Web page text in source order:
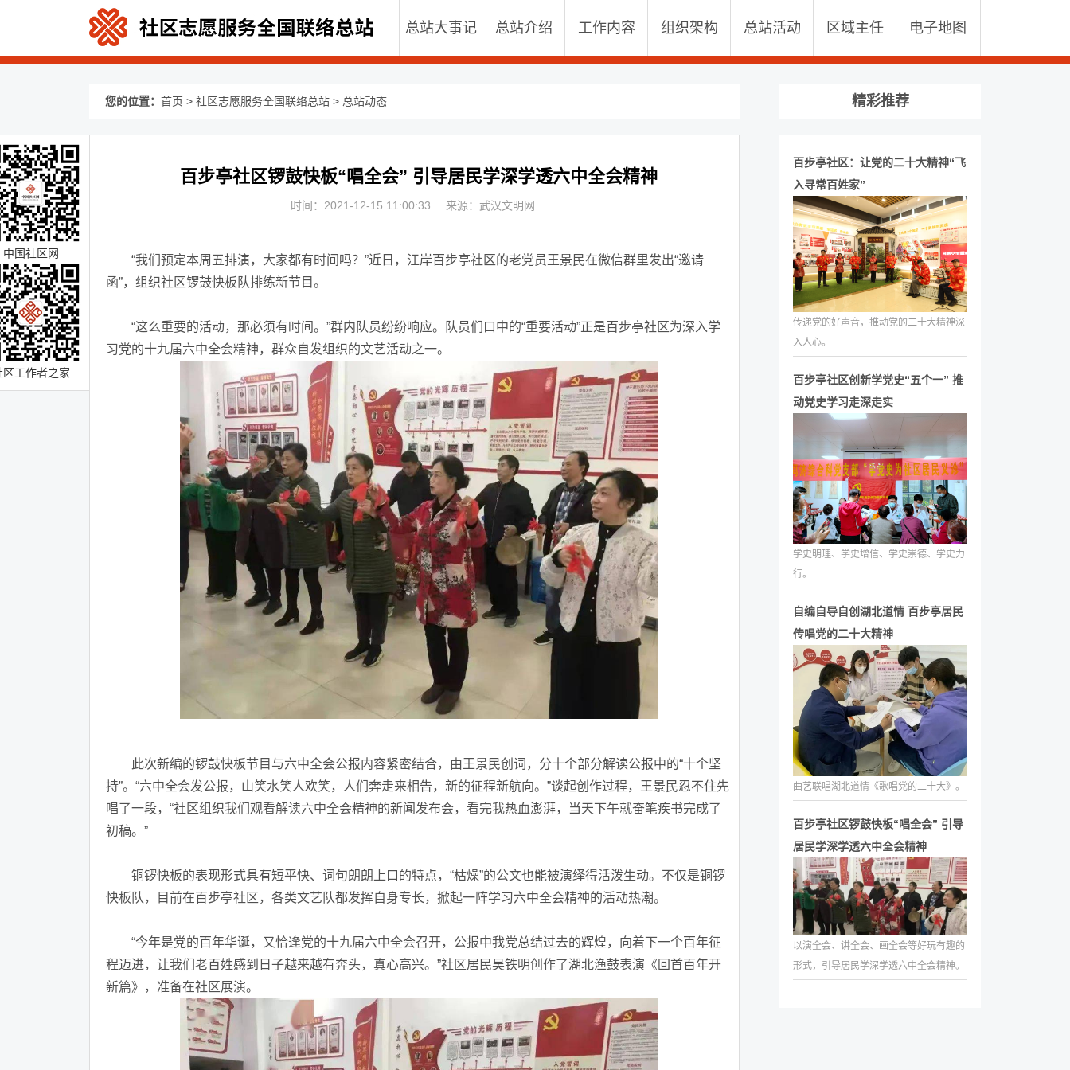
总站大事记 总站介绍 工作内容 组织架构 总站活动 区域主任 电子地图
您的位置： 首页 > 社区志愿服务全国联络总站 > 总站动态
百步亭社区锣鼓快板“唱全会” 引导居民学深学透六中全会精神
时间：2021-12-15 11:00:33 来源：武汉文明网
“我们预定本周五排演，大家都有时间吗？”近日，江岸百步亭社区的老党员王景民在微信群里发出“邀请
函”，组织社区锣鼓快板队排练新节目。
“这么重要的活动，那必须有时间。”群内队员纷纷响应。队员们口中的“重要活动”正是百步亭社区为深入学
习党的十九届六中全会精神，群众自发组织的文艺活动之一。
此次新编的锣鼓快板节目与六中全会公报内容紧密结合，由王景民创词，分十个部分解读公报中的“十个坚
持”。“六中全会发公报，山笑水笑人欢笑，人们奔走来相告，新的征程新航向。”谈起创作过程，王景民忍不住先
唱了一段，“社区组织我们观看解读六中全会精神的新闻发布会，看完我热血澎湃，当天下午就奋笔疾书完成了
初稿。”
铜锣快板的表现形式具有短平快、词句朗朗上口的特点，“枯燥”的公文也能被演绎得活泼生动。不仅是铜锣
快板队，目前在百步亭社区，各类文艺队都发挥自身专长，掀起一阵学习六中全会精神的活动热潮。
“今年是党的百年华诞，又恰逢党的十九届六中全会召开，公报中我党总结过去的辉煌，向着下一个百年征
程迈进，让我们老百姓感到日子越来越有奔头，真心高兴。”社区居民吴铁明创作了湖北渔鼓表演《回首百年开
新篇》，准备在社区展演。
精彩推荐
百步亭社区：让党的二十大精神“飞
入寻常百姓家”
传递党的好声音，推动党的二十大精神深
入人心。
百步亭社区创新学党史“五个一” 推
动党史学习走深走实
学史明理、学史增信、学史崇德、学史力
行。
自编自导自创湖北道情 百步亭居民
传唱党的二十大精神
曲艺联唱湖北道情《歌唱党的二十大》。
百步亭社区锣鼓快板“唱全会” 引导
居民学深学透六中全会精神
以演全会、讲全会、画全会等好玩有趣的
形式，引导居民学深学透六中全会精神。
中国社区网
区工作者之家